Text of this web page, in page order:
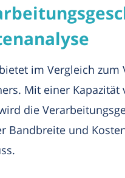
im Vergleich
Mit einer
die
Bandbreite und